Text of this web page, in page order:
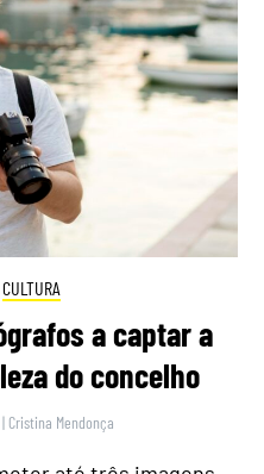
CULTURA
a captar a
do concelho
| Cristina Mendonça